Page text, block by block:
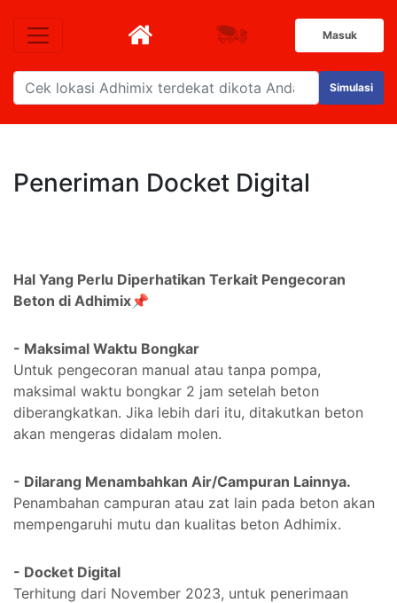
Masuk
Simulasi
Peneriman Docket Digital
Hal Yang Perlu Diperhatikan Terkait Pengecoran
Beton di Adhimix📌
- Maksimal Waktu Bongkar
Untuk pengecoran manual atau tanpa pompa,
maksimal waktu bongkar 2 jam setelah beton
diberangkatkan. Jika lebih dari itu, ditakutkan beton
akan mengeras didalam molen.
- Dilarang Menambahkan Air/Campuran Lainnya.
Penambahan campuran atau zat lain pada beton akan
mempengaruhi mutu dan kualitas beton Adhimix.
- Docket Digital
Terhitung dari November 2023, untuk penerimaan